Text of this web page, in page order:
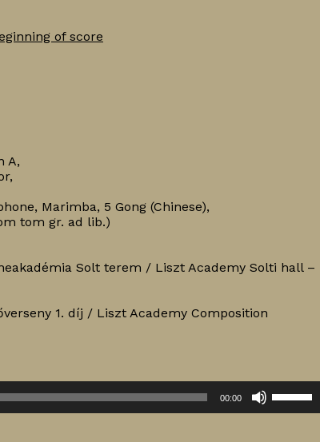
of score
A,
Marimba, 5 Gong (Chinese),
tom gr. ad lib.)
Solt terem / Liszt Academy Solti hall –
1. díj / Liszt Academy Composition
00:00
hangerő